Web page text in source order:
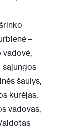
–
vadovė,
sąjungos
šaulys,
kūrėjas,
vadovas,